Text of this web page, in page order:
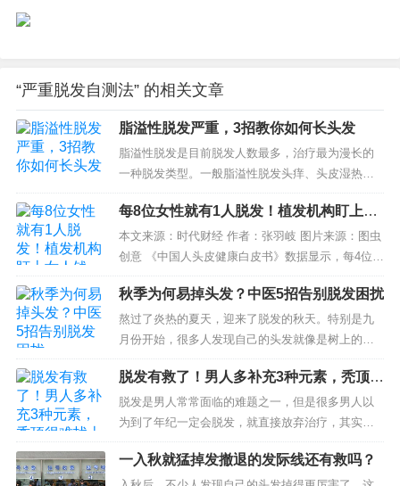
“严重脱发自测法” 的相关文章
脂溢性脱发严重，3招教你如何长头发
脂溢性脱发是目前脱发人数最多，治疗最为漫长的
一种脱发类型。一般脂溢性脱发头痒、头皮湿热、
油多汗多、头顶或者头前部双侧发际线位置脱发厉
害。最终变成光脑门，谢顶。我们脂溢性脱发有日
常洗护的原因、...
每8位女性就有1人脱发！植发机构盯上女
人钱包，保卫发际线一次需3万
本文来源：时代财经 作者：张羽岐 图片来源：图虫
创意 《中国人头皮健康白皮书》数据显示，每4位男
性中有一人正在脱发，每8位女性中亦有一人被脱发
困扰。30岁前脱发的比例高达84...
秋季为何易掉头发？中医5招告别脱发困扰
熬过了炎热的夏天，迎来了脱发的秋天。特别是九
月份开始，很多人发现自己的头发就像是树上的落
叶，掉的哪哪儿都是。床上、枕头上、地上、毛巾
上，唯独不在自己的头上。 为什么秋天更容易掉头
发？...
脱发有救了！男人多补充3种元素，秃顶很
难找上你
脱发是男人常常面临的难题之一，但是很多男人以
为到了年纪一定会脱发，就直接放弃治疗，其实很
多时候，脱发不一定只是自然的生理现象，还可能
有其他的原因。...
一入秋就猛掉发撤退的发际线还有救吗？